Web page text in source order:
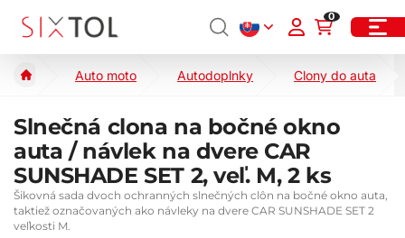
0
Auto moto Autodoplnky Clony do auta
Slnečná clona na bočné okno
auta / návlek na dvere CAR
SUNSHADE SET 2, veľ. M, 2 ks
Šikovná sada dvoch ochranných slnečných clôn na bočné okno auta,
taktiež označovaných ako návleky na dvere CAR SUNSHADE SET 2
veľkosti M.